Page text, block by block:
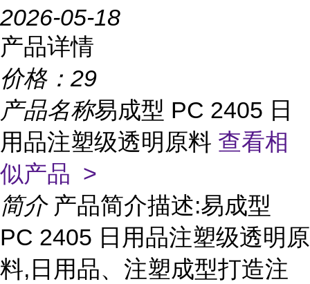
2026-05-18
产品详情
价格： 29
产品名称易成型 PC 2405 日
用品注塑级透明原料 查看相
似产品 >
简介 产品简介描述:易成型
PC 2405 日用品注塑级透明原
料,日用品、注塑成型打造注